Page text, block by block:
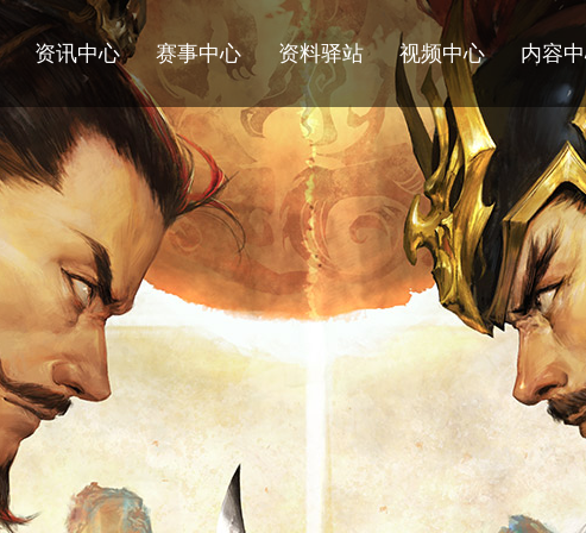
资讯中心 赛事中心 资料驿站 视频中心 内容